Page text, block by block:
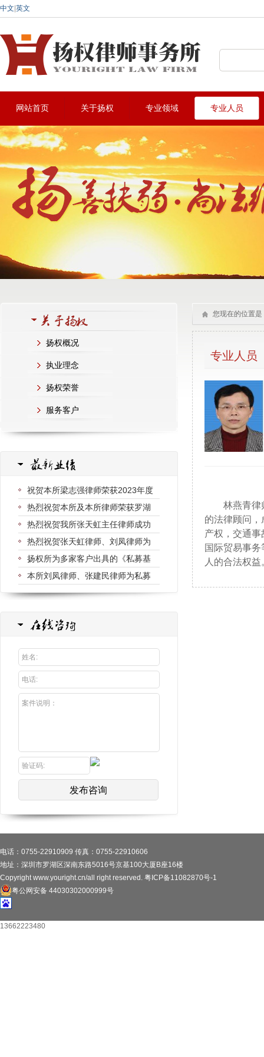
中文 英文
深圳法律咨询热线:0755-22912883
网站首页 关于扬权 专业领域 专业人员
扬权概况
执业理念
扬权荣誉
服务客户
祝贺本所梁志强律师荣获2023年度
热烈祝贺本所及本所律师荣获罗湖
热烈祝贺我所张天虹主任律师成功
热烈祝贺张天虹律师、刘凤律师为
扬权所为多家客户出具的《私募基
本所刘凤律师、张建民律师为私募
您现在的位置是
专业人员
林燕青律师
的法律顾问
产权，交通
国际贸易事
人的合法权益
电话：0755-22910909 传真：0755-22910606
地址：深圳市罗湖区深南东路5016号京基100大厦B座16楼
Copyright www.youright.cn/all right reserved. 粤ICP备11082870号-1
粤公网安备 44030302000999号
13662223480